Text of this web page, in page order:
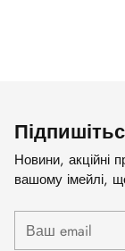
Новини, акційні
вашому імейлі,
email